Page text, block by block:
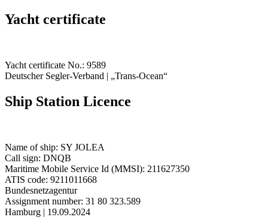
Yacht certificate
Yacht certificate No.: 9589
Deutscher Segler-Verband | „Trans-Ocean“
Ship Station Licence
Name of ship: SY JOLEA
Call sign: DNQB
Maritime Mobile Service Id (MMSI): 211627350
ATIS code: 9211011668
Bundesnetzagentur
Assignment number: 31 80 323.589
Hamburg | 19.09.2024